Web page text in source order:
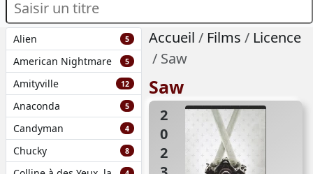
Alien 5
American Nightmare 5
Amityville 12
Anaconda 5
Candyman 4
Chucky 8
Accueil Films
Licence
Saw
Saw
2023